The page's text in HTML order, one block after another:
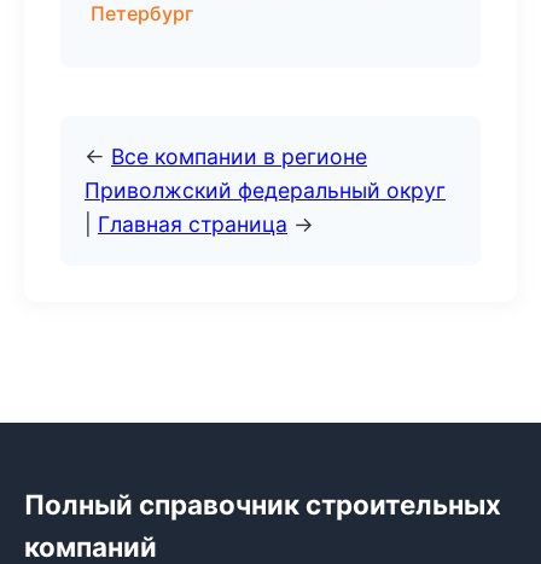
Петербург
← Все компании в регионе
Приволжский федеральный округ
Главная страница →
Полный справочник строительных
компаний